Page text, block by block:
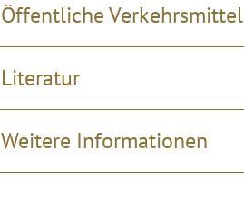
Öffentliche Verkehrsmittel
Literatur
Weitere Informationen